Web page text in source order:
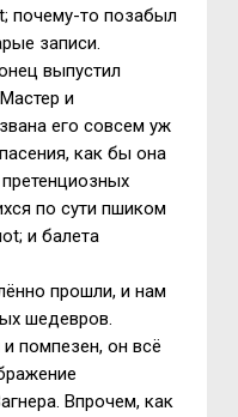
почему-то позабыл
записи.
выпустил
и
его совсем уж
как бы она
по сути пшиком
и балета
прошли, и нам
шедевров.
помпезен, он всё
Впрочем, как